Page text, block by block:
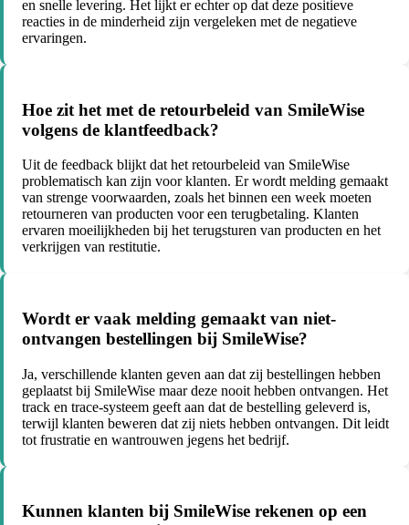
en snelle levering. Het lijkt er echter op dat deze positieve
reacties in de minderheid zijn vergeleken met de negatieve
ervaringen.
Hoe zit het met de retourbeleid van SmileWise
volgens de klantfeedback?
Uit de feedback blijkt dat het retourbeleid van SmileWise
problematisch kan zijn voor klanten. Er wordt melding gemaakt
van strenge voorwaarden, zoals het binnen een week moeten
retourneren van producten voor een terugbetaling. Klanten
ervaren moeilijkheden bij het terugsturen van producten en het
verkrijgen van restitutie.
Wordt er vaak melding gemaakt van niet-
ontvangen bestellingen bij SmileWise?
Ja, verschillende klanten geven aan dat zij bestellingen hebben
geplaatst bij SmileWise maar deze nooit hebben ontvangen. Het
track en trace-systeem geeft aan dat de bestelling geleverd is,
terwijl klanten beweren dat zij niets hebben ontvangen. Dit leidt
tot frustratie en wantrouwen jegens het bedrijf.
Kunnen klanten bij SmileWise rekenen op een